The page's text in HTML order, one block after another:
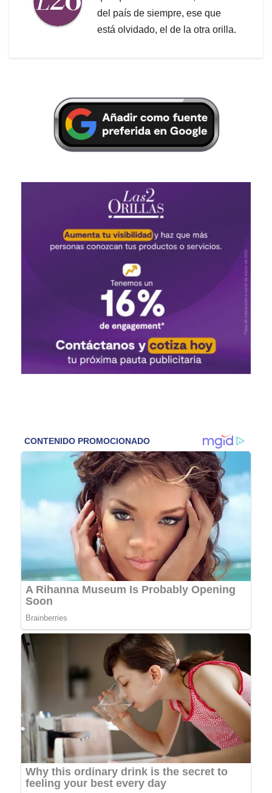
del país de siempre, ese que
está olvidado, el de la otra orilla.